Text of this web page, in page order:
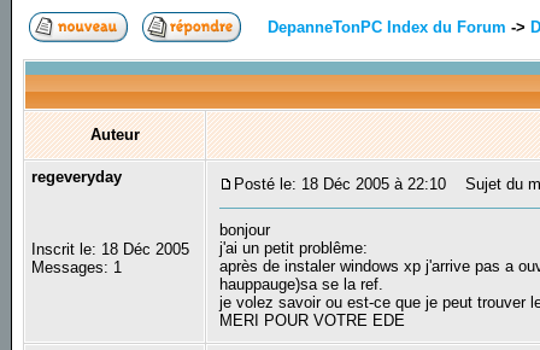
DepanneTonPC Index du Forum ->
Auteur
regeveryday
Inscrit le: 18 Déc 2005
Messages: 1
Posté le: 18 Déc 2005 à 22:10 Sujet du
bonjour
j'ai un petit problême:
après de instaler windows xp j'arrive pas a
hauppauge)sa se la ref.
je volez savoir ou est-ce que je peut trouver
MERI POUR VOTRE EDE